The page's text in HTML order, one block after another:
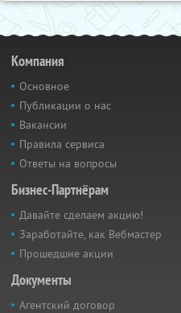
Компания
Основное
Публикации о нас
Вакансии
Правила сервиса
Ответы на вопросы
Бизнес-Партнёрам
Давайте сделаем акцию!
Заработайте, как Вебмастер
Прошедшие акции
Документы
Агентский договор